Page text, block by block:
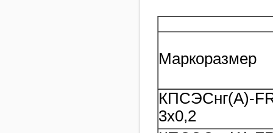
Маркоразмер
КПСЭСнг(A)-
3х0,2